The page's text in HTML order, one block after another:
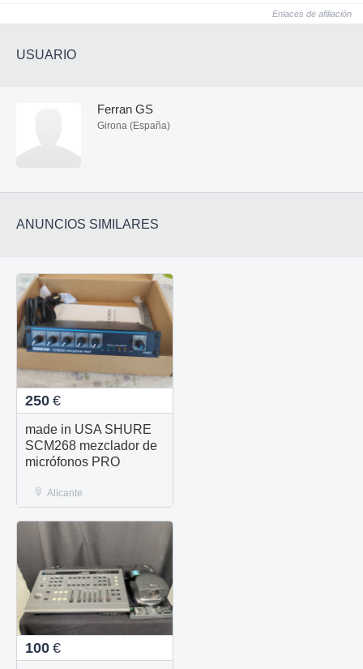
Enlaces de afiliación
USUARIO
Ferran GS
Girona (España)
ANUNCIOS SIMILARES
250 €
made in USA SHURE
SCM268 mezclador de
micrófonos PRO
Alicante
100 €